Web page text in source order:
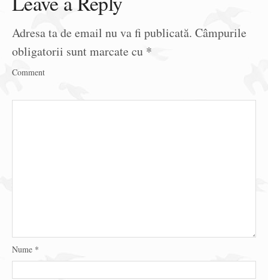
Adresa ta de email nu va fi publicată. Câmpurile
obligatorii sunt marcate cu *
Comment
Nume *